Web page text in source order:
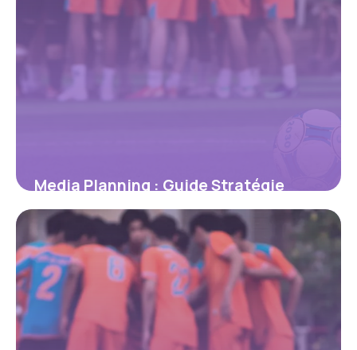
Media Planning : Guide Stratégie
Complète 2026
23 mai 2026